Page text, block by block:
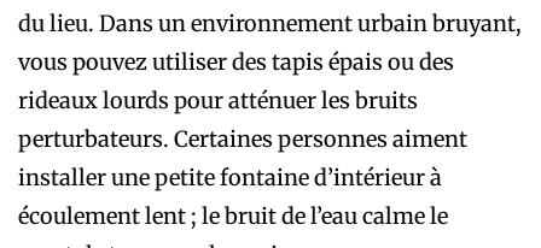
du lieu. Dans un environnement urbain bruyant,
vous pouvez utiliser des tapis épais ou des
rideaux lourds pour atténuer les bruits
perturbateurs. Certaines personnes aiment
installer une petite fontaine d’intérieur à
écoulement lent ; le bruit de l’eau calme le